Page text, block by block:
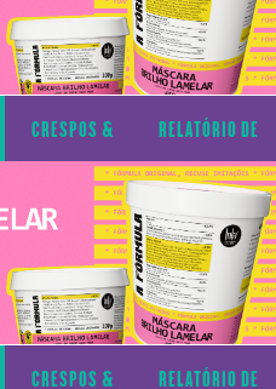
CRESPOS &
CACHOS
RELATÓRIO DE
TRANSPARÊNCIA
CRESPOS & RELATÓRIO DE